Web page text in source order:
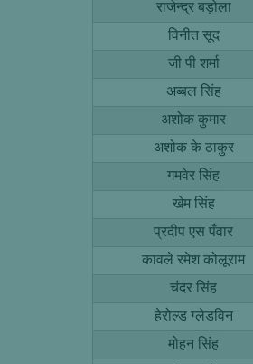
राजेन्द्र बड़ोला
विनीत सूद
जी पी शर्मा
अब्बल सिंह
अशोक कुमार
अशोक के ठाकुर
गमवेर सिंह
खेम सिंह
प्रदीप एस पँवार
कावले रमेश कोलूराम
चंदर सिंह
हेरोल्ड ग्लेडविन
मोहन सिंह